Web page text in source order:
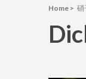
Home 硝